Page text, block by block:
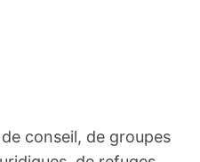
conseil, de groupes